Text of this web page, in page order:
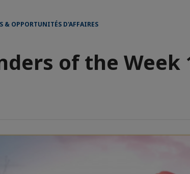
& OPPORTUNITÉS D'AFFAIRES
of the Week